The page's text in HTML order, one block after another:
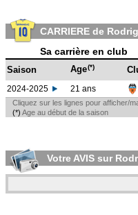
CARRIERE de
Sa carrière en club
Saison Age(*)
2024-2025 21 ans
Cliquez sur les lignes pour afficher/
(*) Age au début de la saison
Votre AVIS sur